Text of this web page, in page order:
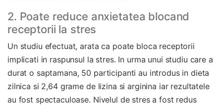
2. Poate reduce anxietatea blocand
receptorii la stres
Un studiu efectuat, arata ca poate bloca receptorii
implicati in raspunsul la stres. In urma unui studiu care a
durat o saptamana, 50 participanti au introdus in dieta
zilnica si 2,64 grame de lizina si arginina iar rezultatele
au fost spectaculoase. Nivelul de stres a fost redus